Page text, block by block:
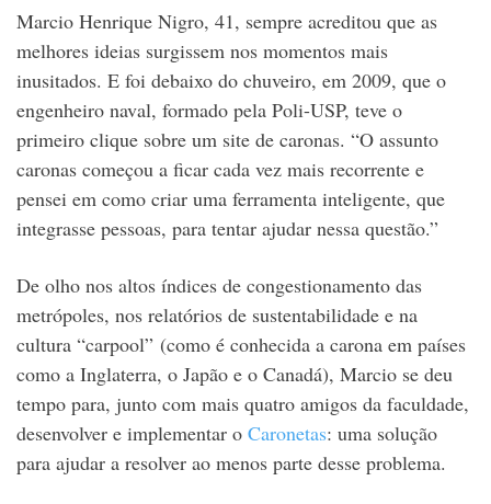
Marcio Henrique Nigro, 41, sempre acreditou que as
melhores ideias surgissem nos momentos mais
inusitados. E foi debaixo do chuveiro, em 2009, que o
engenheiro naval, formado pela Poli-USP, teve o
primeiro clique sobre um site de caronas. “O assunto
caronas começou a ficar cada vez mais recorrente e
pensei em como criar uma ferramenta inteligente, que
integrasse pessoas, para tentar ajudar nessa questão.”
De olho nos altos índices de congestionamento das
metrópoles, nos relatórios de sustentabilidade e na
cultura “carpool” (como é conhecida a carona em países
como a Inglaterra, o Japão e o Canadá), Marcio se deu
tempo para, junto com mais quatro amigos da faculdade,
desenvolver e implementar o Caronetas: uma solução
para ajudar a resolver ao menos parte desse problema.